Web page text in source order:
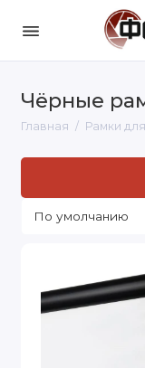
Чёрные
Главная Рамки